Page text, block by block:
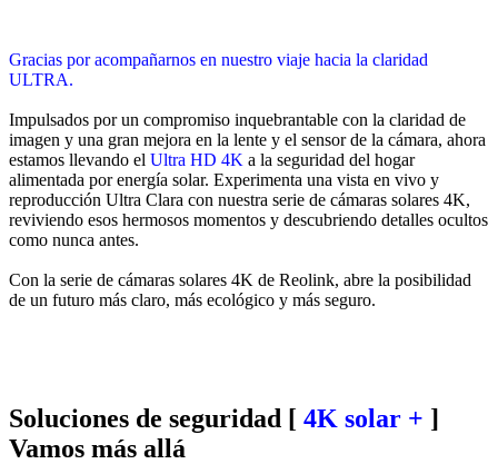
Gracias por acompañarnos en nuestro viaje hacia la claridad
ULTRA.
Impulsados por un compromiso inquebrantable con la claridad de
imagen y una gran mejora en la lente y el sensor de la cámara, ahora
estamos llevando el Ultra HD 4K a la seguridad del hogar
alimentada por energía solar. Experimenta una vista en vivo y
reproducción Ultra Clara con nuestra serie de cámaras solares 4K,
reviviendo esos hermosos momentos y descubriendo detalles ocultos
como nunca antes.
Con la serie de cámaras solares 4K de Reolink, abre la posibilidad
de un futuro más claro, más ecológico y más seguro.
Soluciones de seguridad [ 4K solar + ]
Vamos más allá